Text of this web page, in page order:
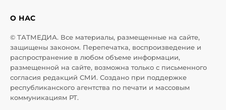
О НАС
© ТАТМЕДИА. Все материалы, размещенные на сайте,
защищены законом. Перепечатка, воспроизведение и
распространение в любом объеме информации,
размещенной на сайте, возможна только с письменного
согласия редакций СМИ. Создано при поддержке
республиканского агентства по печати и массовым
коммуникациям РТ.